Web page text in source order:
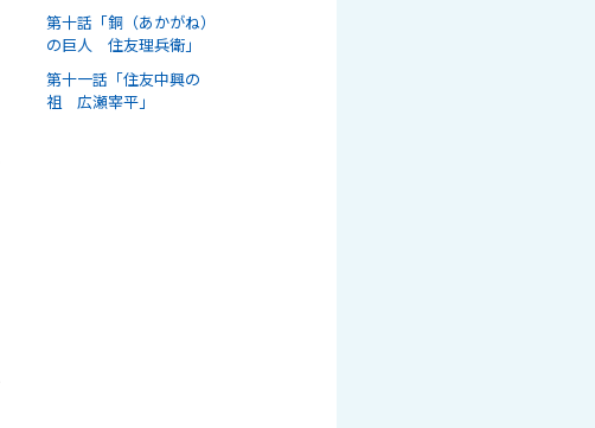
第十話「銅（あかがね）
の巨人 住友理兵衛」
第十一話「住友中興の
祖 広瀬宰平」